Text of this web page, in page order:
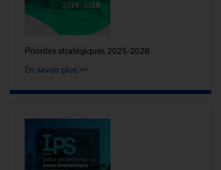
Priorités stratégiques 2025-2028
En savoir plus >>